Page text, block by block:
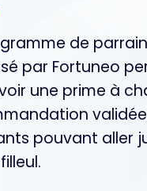
de
par Fortuneo
une prime à
pouvant aller